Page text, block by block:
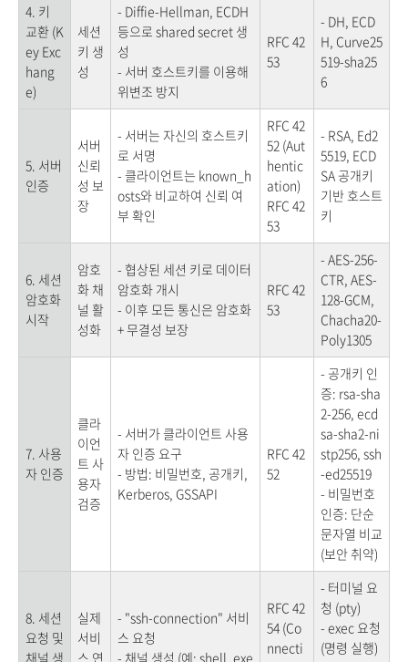
4. 키
교환 (K
ey Exc
hang
e)
세션
키 생
성
- Diffie-Hellman, ECDH
등으로 shared secret 생
성
- 서버 호스트키를 이용해
위변조 방지
RFC 42
53
- DH, ECD
H, Curve25
519-sha25
6
5. 서버
인증
서버
신뢰
성 보
장
- 서버는 자신의 호스트키
로 서명
- 클라이언트는 known_h
osts와 비교하여 신뢰 여
부 확인
RFC 42
52 (Aut
hentic
ation)
RFC 42
53
- RSA, Ed2
5519, ECD
SA 공개키
기반 호스트
키
6. 세션
암호화
시작
암호
화 채
널 활
성화
- 협상된 세션 키로 데이터
암호화 개시
- 이후 모든 통신은 암호화
+ 무결성 보장
RFC 42
53
- AES-256-
CTR, AES-
128-GCM,
Chacha20-
Poly1305
7. 사용
자 인증
클라
이언
트 사
용자
검증
- 서버가 클라이언트 사용
자 인증 요구
- 방법: 비밀번호, 공개키,
Kerberos, GSSAPI
RFC 42
52
- 공개키 인
증: rsa-sha
2-256, ecd
sa-sha2-ni
stp256, ssh
-ed25519
- 비밀번호
인증: 단순
문자열 비교
(보안 취약)
8. 세션
요청 및
채널 생
실제
서비
스 연
- "ssh-connection" 서비
스 요청
- 채널 생성 (예: shell, exe
RFC 42
54 (Co
nnecti
- 터미널 요
청 (pty)
- exec 요청
(명령 실행)